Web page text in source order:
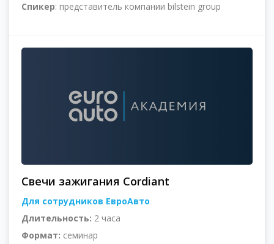
Спикер: представитель компании bilstein group
Свечи зажигания Cordiant
Для сотрудников ЕвроАвто
Длительность: 2 часа
Формат: семинар